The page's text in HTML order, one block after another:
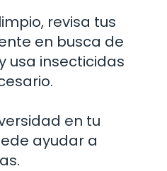
revisa tus
en busca de
usa insecticidas
en tu
ayudar a